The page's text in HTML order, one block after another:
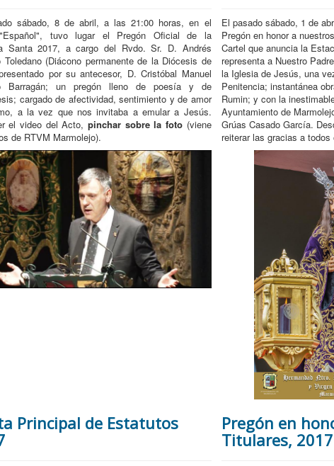
sábado, 8 de abril, a las 21:00 horas, en el
tuvo lugar el Pregón Oficial de la
Santa 2017, a cargo del Rvdo. Sr. D. Andrés
Toledano (Diácono permanente de la Diócesis de
por su antecesor, D. Cristóbal Manuel
Barragán; un pregón lleno de poesía y de
cargado de afectividad, sentimiento y de amor
a la vez que nos invitaba a emular a Jesús.
el video del Acto, pinchar sobre la foto (viene
de RTVM Marmolejo).
El pasado sábado, 1 de
Pregón en honor a
Cartel que anuncia la
representa a Nuestro
la Iglesia de Jesús, una
Penitencia; instantánea
Rumin; y con la
Ayuntamiento de
Grúas Casado García.
reiterar las gracias a todos
Principal de Estatutos
Pregón en
Titulares, 2017